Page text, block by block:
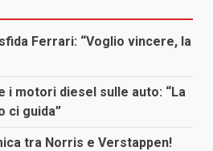
Ferrari: “Voglio vincere, la
i motori diesel sulle auto: “La
ci guida”
tra Norris e Verstappen!